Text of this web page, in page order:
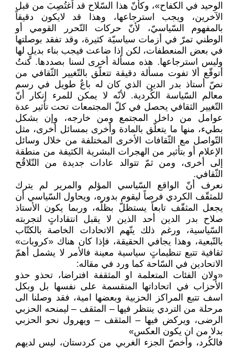
الوحيد في الكفاح»، وكأنّ هذا السّلاح قد اُغتُصِبَ من قبل
الآخرين، ويجب استرجاعها، وهذا قد لايكون دقيقاً
بالمفهوم السّياسيّ، لأنّ حركات التّحرر القومي أو
الوطني تمرّ في أزمات سياسيّة كثيرة، وقد تفقد بوصلتها
في بعض المنعطفات، لكن إذا ضاعت فيجب بناء بديلٍ لها
وليس استرجاعها. هذه مسألة أخرى لسنا بصددها. كنتُ
أتوقّع ألا تفوت مسألة دقيقة تتعلّق بالتّغيير الثّقافي من
نصّ أستاذ بدر الدين الذي كان له باعٌ طويل في رسم
معالم السّياسة الكُردية. لأنّه لا يمكن للمرء إنكار أنّ
التّغيير الثقافي يحصل في كلّ المجتمعات تحت تأثير عدة
عوامل من داخل المجتمع ومن خارجه، وإن بشكل
بطيء، منها ما يتعلّق بالمادة وأخرى بمسائل أخرى، مثل
التّواصل مع الثّقافات الأخرى المختلفة من خلال وسائل
الإعلام أو بتأثير من الهجرات البشرية الكثيفة من منطقة
إلى أخرى، ومن ثمّ تتوالد عادات جديدة من التّلاقُح
الثّقافي.
نعرف أنّ الواقع السّياسي المؤلم والمرير لم يترك
للمثقّف الكردي فرصاً ليقوم بدوره، ويحاول السّياسي أن
يجعل المثقّف تابعاً يستظلّ بظلّه، وربما يكون الأستاذ
صلاح بدر الدين أحد الذين لا يقبل انتقاداتٍ لتجربته
السّياسية، ورغم ذلك يتّهم الاتحادات الخاصة بالكتّاب
بالتّبعية، وهذا يجافي الحقيقة، فإذا كان هناك «كروبات»
ثقافية تتبع تنظيماتٍ سياسية معينة فالأمر لا يشمل أهمّ
الاتحادين في السّاحة كما ورد في مقاله:
«ولان الفئات المتعلمة او المثقفة افتراضا، تحذو حذو
الأحزاب في اتحاداتها المنقسمة على نفسها بل وبكل
اسف تتبع المراكز الحزبية وبعضها امية، فقد وصلنا الى
مرحلة من التردي ينتظر فيها – المثقف – ليمنحه الحزبي
الرضى، ويركض فيها – المثقف – ويهرول نحو الحزبي
بدلا من ان يكون العكس»
فالكُرد، وأخصّ الجزء الغربي من كردستان، ليس لديهم